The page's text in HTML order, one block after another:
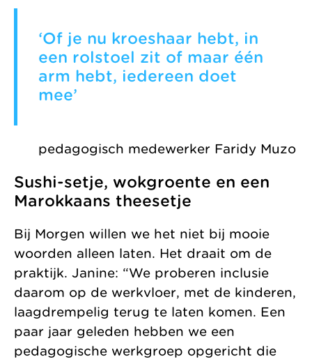
‘Of je nu kroeshaar hebt, in
een rolstoel zit of maar één
arm hebt, iedereen doet
mee’
pedagogisch medewerker Faridy Muzo
Sushi-setje, wokgroente en een
Marokkaans theesetje
Bij Morgen willen we het niet bij mooie
woorden alleen laten. Het draait om de
praktijk. Janine: “We proberen inclusie
daarom op de werkvloer, met de kinderen,
laagdrempelig terug te laten komen. Een
paar jaar geleden hebben we een
pedagogische werkgroep opgericht die